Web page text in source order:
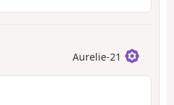
Aurelie-21